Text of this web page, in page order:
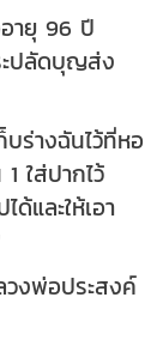
ายุ 96 ปี
ปลัดบุญส่ง
บร่างฉันไว้ที่หอ
ใส่ปากไว้
และให้เอา
งพ่อประสงค์